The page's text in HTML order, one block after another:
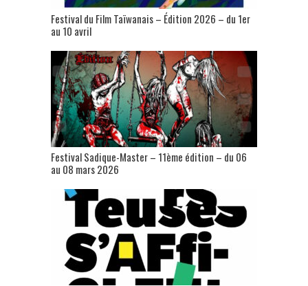
Festival du Film Taïwanais – Édition 2026 – du 1er
au 10 avril
Festival Sadique-Master – 11ème édition – du 06
au 08 mars 2026